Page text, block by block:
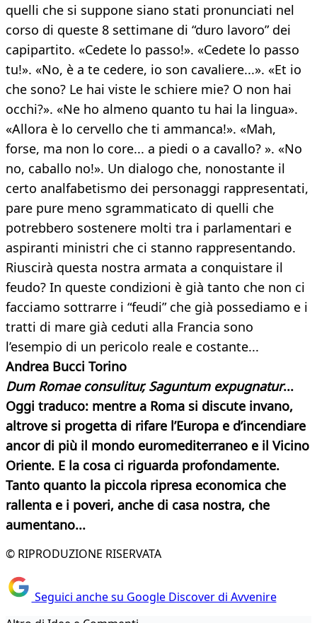
quelli che si suppone siano stati pronunciati nel
corso di queste 8 settimane di “duro lavoro” dei
capipartito. «Cedete lo passo!». «Cedete lo passo
tu!». «No, è a te cedere, io son cavaliere...». «Et io
che sono? Le hai viste le schiere mie? O non hai
occhi?». «Ne ho almeno quanto tu hai la lingua».
«Allora è lo cervello che ti ammanca!». «Mah,
forse, ma non lo core... a piedi o a cavallo? ». «No
no, caballo no!». Un dialogo che, nonostante il
certo analfabetismo dei personaggi rappresentati,
pare pure meno sgrammaticato di quelli che
potrebbero sostenere molti tra i parlamentari e
aspiranti ministri che ci stanno rappresentando.
Riuscirà questa nostra armata a conquistare il
feudo? In queste condizioni è già tanto che non ci
facciamo sottrarre i “feudi” che già possediamo e i
tratti di mare già ceduti alla Francia sono
l’esempio di un pericolo reale e costante...
Andrea Bucci Torino
Dum Romae consulitur, Saguntum expugnatur...
Oggi traduco: mentre a Roma si discute invano,
altrove si progetta di rifare l’Europa e d’incendiare
ancor di più il mondo euromediterraneo e il Vicino
Oriente. E la cosa ci riguarda profondamente.
Tanto quanto la piccola ripresa economica che
rallenta e i poveri, anche di casa nostra, che
aumentano...
© RIPRODUZIONE RISERVATA
Seguici anche su Google Discover di Avvenire